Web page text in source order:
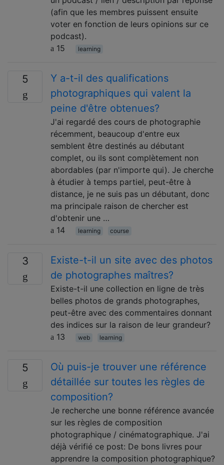
(afin que les membres puissent ensuite
voter en fonction de leurs opinions sur ce
podcast).
15
learning
5
Y a-t-il des qualifications
photographiques qui valent la
peine d'être obtenues?
J'ai regardé des cours de photographie
récemment, beaucoup d'entre eux
semblent être destinés au débutant
complet, ou ils sont complètement non
abordables (par n'importe qui). Je cherche
à étudier à temps partiel, peut-être à
distance, je ne suis pas un débutant, donc
ma principale raison de chercher est
d'obtenir une …
14
learning course
3
Existe-t-il un site avec des photos
de photographes maîtres?
Existe-t-il une collection en ligne de très
belles photos de grands photographes,
peut-être avec des commentaires donnant
des indices sur la raison de leur grandeur?
13
web learning
5
Où puis-je trouver une référence
détaillée sur toutes les règles de
composition?
Je recherche une bonne référence avancée
sur les règles de composition
photographique / cinématographique. J'ai
déjà vérifié ce post: De bons livres pour
apprendre la composition photographique?